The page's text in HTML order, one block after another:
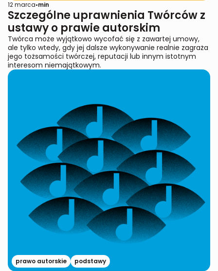
12 marca•min
Szczególne uprawnienia Twórców z
ustawy o prawie autorskim
Twórca może wyjątkowo wycofać się z zawartej umowy,
ale tylko wtedy, gdy jej dalsze wykonywanie realnie zagraża
jego tożsamości twórczej, reputacji lub innym istotnym
interesom niemajątkowym.
prawo autorskie
podstawy